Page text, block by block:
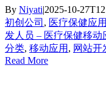
By Niyati|2025-10-
初创公司 , 医疗保健应
发人员 – 医疗保健移动
分类, 移动应用 , 网站开
Read More